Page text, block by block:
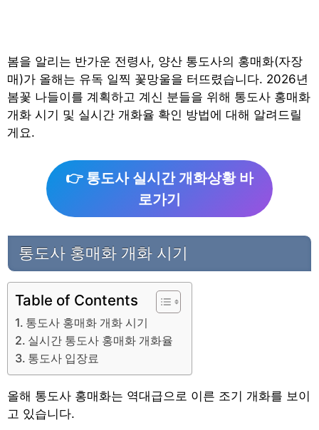
봄을 알리는 반가운 전령사, 양산 통도사의 홍매화(자장
매)가 올해는 유독 일찍 꽃망울을 터뜨렸습니다. 2026년
봄꽃 나들이를 계획하고 계신 분들을 위해 통도사 홍매화
개화 시기 및 실시간 개화율 확인 방법에 대해 알려드릴
게요.
👉 통도사 실시간 개화상황 바
로가기
통도사 홍매화 개화 시기
Table of Contents
통도사 홍매화 개화 시기
실시간 통도사 홍매화 개화율
통도사 입장료
올해 통도사 홍매화는 역대급으로 이른 조기 개화를 보이
고 있습니다.